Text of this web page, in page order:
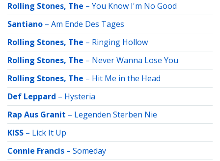
Rolling Stones, The – You Know I'm No Good
Santiano – Am Ende Des Tages
Rolling Stones, The – Ringing Hollow
Rolling Stones, The – Never Wanna Lose You
Rolling Stones, The – Hit Me in the Head
Def Leppard – Hysteria
Rap Aus Granit – Legenden Sterben Nie
KISS – Lick It Up
Connie Francis – Someday